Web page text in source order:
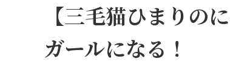
【三毛猫ひまりの
ガールになる！